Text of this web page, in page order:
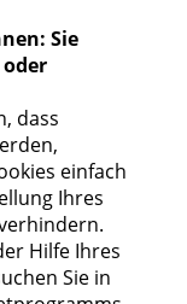
Sie
dass
einfach
Ihres
Hilfe Ihres
Sie in